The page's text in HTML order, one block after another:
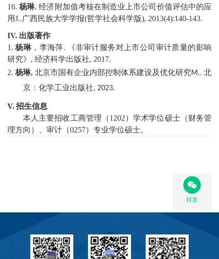
16. 杨琳.经济附加值考核在制造业上市公司价值评估中的应
用J..广西民族大学学报(哲学社会科学版), 2013(4):140-143.
IV. 出版著作
1 . 杨琳，李海萍. 《非审计服务对上市公司审计质量的影响
研究》 , 经济科学出版社, 2017.
2. 杨琳, 北京市国有企业内部控制体系建设及优化研究M.. 北
京： 化学工业出版社, 2023.
V. 招生信息
本人主要招收工商管理（1202）学术学位硕士（财务管
理方向）、 审计 （0257） 专业学位硕士。
转发